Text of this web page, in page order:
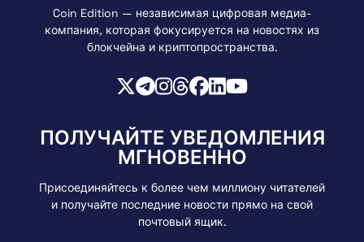
Coin Edition — независимая цифровая медиа-
компания, которая фокусируется на новостях из
блокчейна и криптопространства.
ПОЛУЧАЙТЕ УВЕДОМЛЕНИЯ
МГНОВЕННО
Присоединяйтесь к более чем миллиону читателей
и получайте последние новости прямо на свой
почтовый ящик.